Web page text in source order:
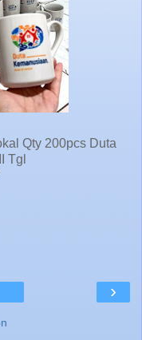
Qty 200pcs Duta
Tgl
›